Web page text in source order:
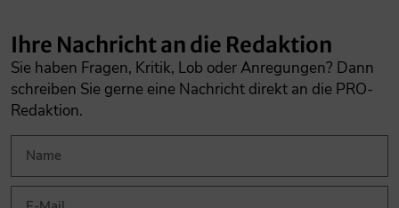
Ihre Nachricht an die Redaktion
Sie haben Fragen, Kritik, Lob oder Anregungen? Dann
schreiben Sie gerne eine Nachricht direkt an die PRO-
Redaktion.